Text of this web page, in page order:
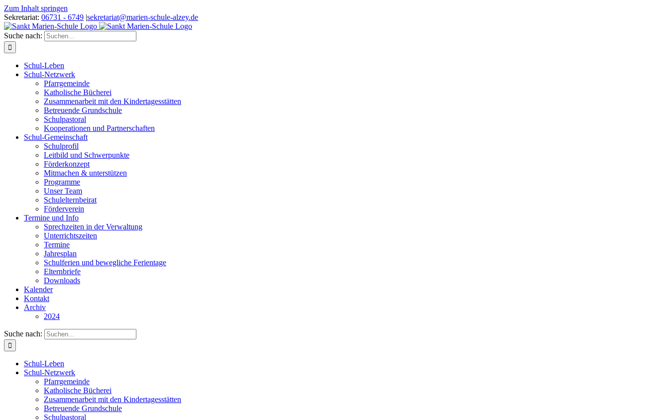
Zum Inhalt springen
Sekretariat: 06731 - 6749 |sekretariat@marien-schule-alzey.de
Suche nach:
Schul-Leben
Schul-Netzwerk
Pfarrgemeinde
Katholische Bücherei
Zusammenarbeit mit den Kindertagesstätten
Betreuende Grundschule
Schulpastoral
Kooperationen und Partnerschaften
Schul-Gemeinschaft
Schulprofil
Leitbild und Schwerpunkte
Förderkonzept
Mitmachen & unterstützen
Programme
Unser Team
Schulelternbeirat
Förderverein
Termine und Info
Sprechzeiten in der Verwaltung
Unterrichtszeiten
Termine
Jahresplan
Schulferien und bewegliche Ferientage
Elternbriefe
Downloads
Kalender
Kontakt
Archiv
2024
Suche nach:
Schul-Leben
Schul-Netzwerk
Pfarrgemeinde
Katholische Bücherei
Zusammenarbeit mit den Kindertagesstätten
Betreuende Grundschule
Schulpastoral